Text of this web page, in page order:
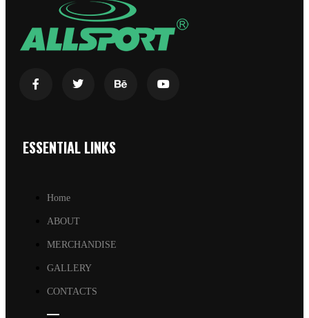
ESSENTIAL LINKS
Home
ABOUT
MERCHANDISE
GALLERY
CONTACTS